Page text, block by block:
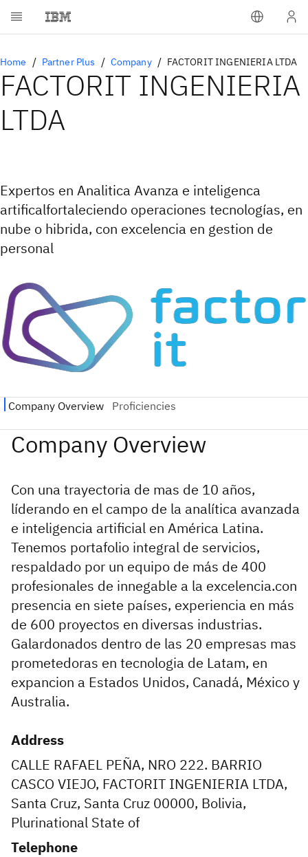
Home Partner Plus Company FACTORIT INGENIERIA LTDA
FACTORIT INGENIERIA
LTDA
Expertos en Analitica Avanza e inteligenca
artificalfortaleciendo operaciones tecnologías, en
nube o hibrida, con excelencia en gestion de
personal
Con una trayectoria de mas de 10 años,
líderando en el campo de la analítica avanzada
e inteligencia artificial en América Latina.
Tenemos portafolio integral de servicios,
respaldado por un equipo de más de 400
profesionales de innegable a la excelencia.con
presencia en siete países, experiencia en más
de 600 proyectos en diversas industrias.
Galardonados dentro de las 20 empresas mas
prometedoras en tecnologia de Latam, en
expancion a Estados Unidos, Canadá, México y
Australia.
Address
CALLE RAFAEL PEÑA, NRO 222. BARRIO
CASCO VIEJO, FACTORIT INGENIERIA LTDA,
Santa Cruz, Santa Cruz 00000, Bolivia,
Plurinational State of
Telephone